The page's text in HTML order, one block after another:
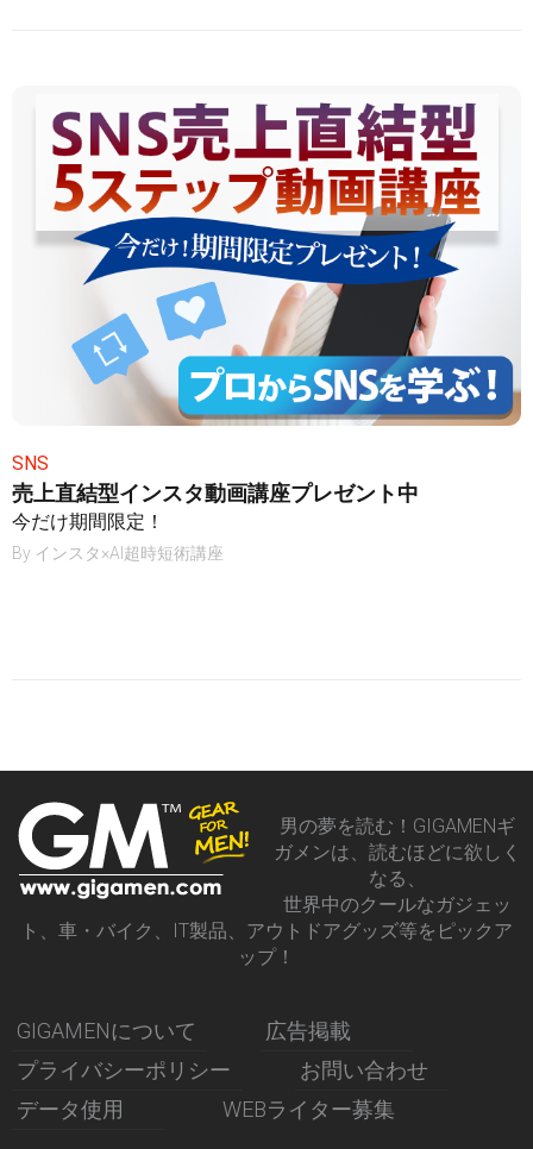
SNS
売上直結型インスタ動画講座プレゼント中
今だけ期間限定！
By インスタ×AI超時短術講座
男の夢を読む！GIGAMENギ
ガメンは、読むほどに欲しく
なる、
世界中のクールなガジェッ
ト、車・バイク、IT製品、アウトドアグッズ等をピックア
ップ！
GIGAMENについて
広告掲載
プライバシーポリシー
お問い合わせ
データ使用
WEBライター募集